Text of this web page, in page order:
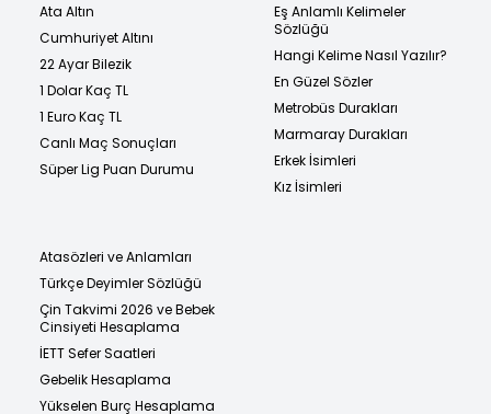
Ata Altın
Cumhuriyet Altını
22 Ayar Bilezik
1 Dolar Kaç TL
1 Euro Kaç TL
Canlı Maç Sonuçları
Süper Lig Puan Durumu
Eş Anlamlı Kelimeler
Sözlüğü
Hangi Kelime Nasıl Yazılır?
En Güzel Sözler
Metrobüs Durakları
Marmaray Durakları
Erkek İsimleri
Kız İsimleri
Atasözleri ve Anlamları
Türkçe Deyimler Sözlüğü
Çin Takvimi 2026 ve Bebek
Cinsiyeti Hesaplama
İETT Sefer Saatleri
Gebelik Hesaplama
Yükselen Burç Hesaplama